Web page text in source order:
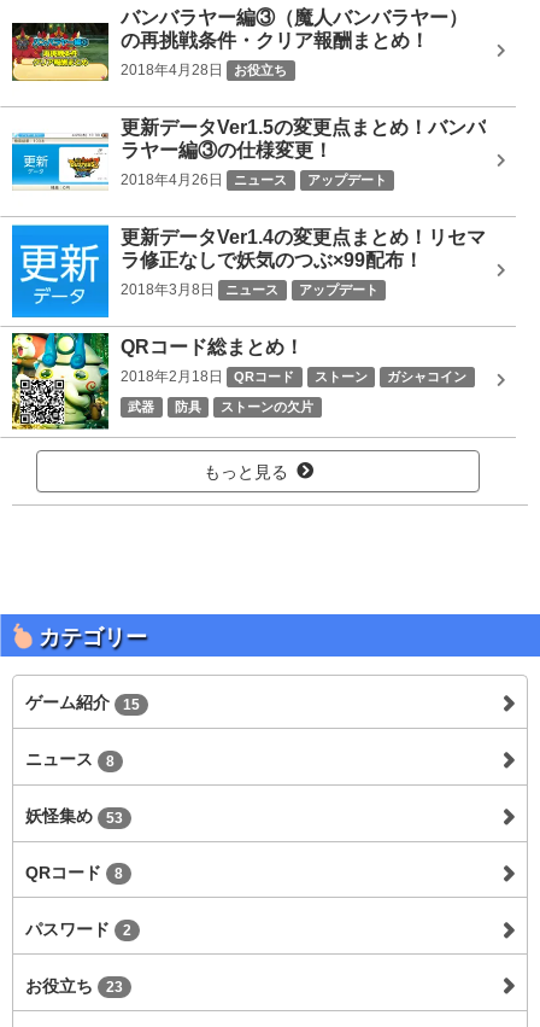
バンバラヤー編③（魔人バンバラヤー）
の再挑戦条件・クリア報酬まとめ！
2018年4月28日 お役立ち
更新データVer1.5の変更点まとめ！バンバ
ラヤー編③の仕様変更！
2018年4月26日 ニュース アップデート
更新データVer1.4の変更点まとめ！リセマ
ラ修正なしで妖気のつぶ×99配布！
2018年3月8日 ニュース アップデート
QRコード総まとめ！
2018年2月18日 QRコード ストーン ガシャコイン
武器 防具 ストーンの欠片
もっと見る
カテゴリー
ゲーム紹介 15
ニュース 8
妖怪集め 53
QRコード 8
パスワード 2
お役立ち 23